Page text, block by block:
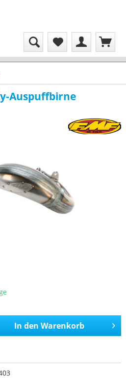
Auspuffbirne
In den Warenkorb